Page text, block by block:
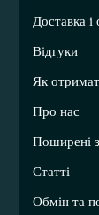
Доставка і
Відгуки
Як
Про нас
Поширені
Статті
Обмін та